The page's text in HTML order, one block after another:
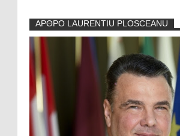
ΑΡΘΡΟ LAURENTIU PLOSCEANU